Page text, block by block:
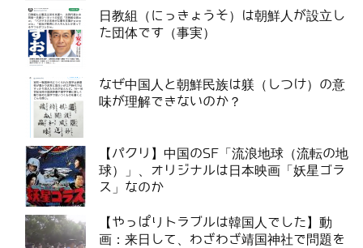
日教組（にっきょうそ）は朝鮮人が設立し
た団体です（事実）
なぜ中国人と朝鮮民族は躾（しつけ）の意
味が理解できないのか？
【パクリ】中国のSF「流浪地球（流転の地
球）」、オリジナルは日本映画「妖星ゴラ
ス」なのか
【やっぱりトラブルは韓国人でした】動
画：来日して、わざわざ靖国神社で問題を